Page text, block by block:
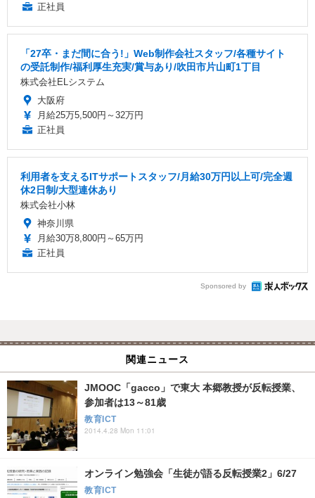
正社員
「27卒・まだ間に合う!」Web制作会社スタッフ/各種サイト
の受託制作/福利厚生充実/賞与あり/吹田市片山町1丁目
株式会社ELシステム
大阪府
月給25万5,500円～32万円
正社員
利用者を支えるITサポートスタッフ/月給30万円以上可/完全週
休2日制/大型連休あり
株式会社小林
神奈川県
月給30万8,800円～65万円
正社員
Sponsored by
関連ニュース
JMOOC「gacco」で東大 本郷教授が反転授業、
参加者は13～81歳
教育ICT
2014.4.28 Mon 11:01
オンライン勉強会「生徒が語る反転授業2」6/27
教育ICT